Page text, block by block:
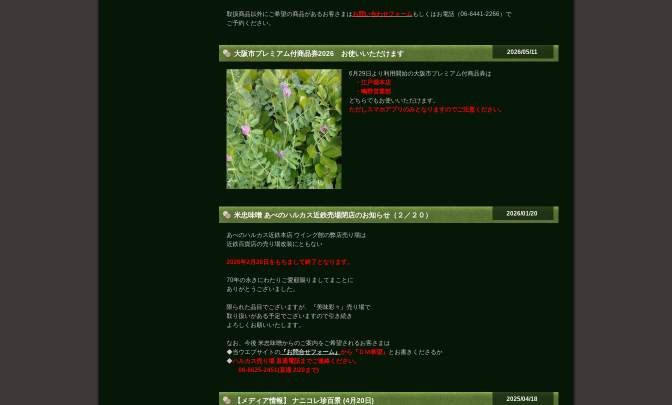
取扱商品以外にご希望の商品があるお客さまはお問い合わせフォームもしくはお電話（06-6441-2266）で
ご予約ください。
大阪市プレミアム付商品券2026 お使いいただけます 2026/05/11
6月29日より利用開始の大阪市プレミアム付商品券は
・江戸堀本店
・鴫野営業部
どちらでもお使いいただけます。
ただしスマホアプリのみとなりますのでご注意ください。
米忠味噌 あべのハルカス近鉄売場閉店のお知らせ（２／２０） 2026/01/20
あべのハルカス近鉄本店 ウイング館の弊店売り場は
近鉄百貨店の売り場改装にともない
2026年2月20日をもちまして終了となります。
70年の永きにわたりご愛顧賜りましてまことに
ありがとうございました。
限られた品目でございますが、『美味彩々』売り場で
取り扱いがある予定でございますので引き続き
よろしくお願いいたします。
なお、今後 米忠味噌からのご案内をご希望されるお客さまは
◆当ウエブサイトの『お問合せフォーム』 から『ＤＭ希望』 とお書きくださるか
◆ハルカス売り場 直通電話までご連絡ください。
06-6625-2451(直通 2/20まで)
【メディア情報】 ナニコレ珍百景 (4月20日) 2025/04/18